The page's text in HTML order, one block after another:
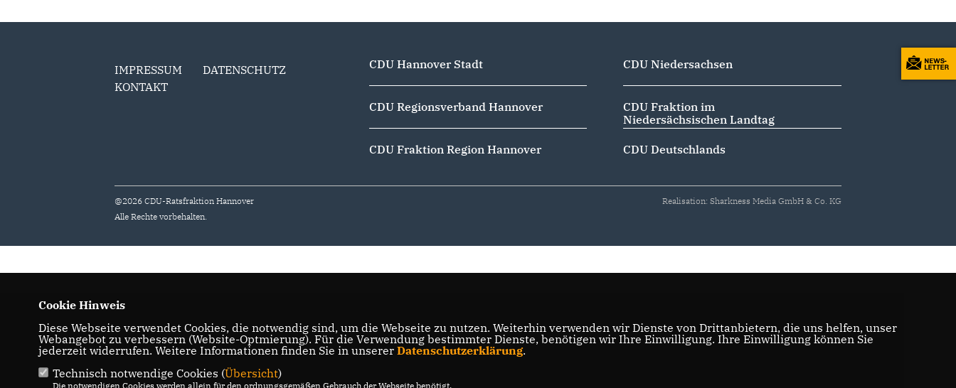
IMPRESSUM
DATENSCHUTZ
KONTAKT
CDU Hannover Stadt
CDU Regionsverband Hannover
CDU Fraktion Region Hannover
CDU Niedersachsen
CDU Fraktion im
Niedersächsischen Landtag
CDU Deutschlands
@2026 CDU-Ratsfraktion Hannover
Alle Rechte vorbehalten.
Realisation: Sharkness Media GmbH & Co. KG
Cookie Hinweis
Diese Webseite verwendet Cookies, die notwendig sind, um die Webseite zu nutzen. Weiterhin verwenden wir Dienste von Drittanbietern, die uns helfen, unser
Webangebot zu verbessern (Website-Optmierung). Für die Verwendung bestimmter Dienste, benötigen wir Ihre Einwilligung. Ihre Einwilligung können Sie
jederzeit widerrufen. Weitere Informationen finden Sie in unserer Datenschutzerklärung.
Technisch notwendige Cookies (Übersicht)
Die notwendigen Cookies werden allein für den ordnungsgemäßen Gebrauch der Webseite benötigt.